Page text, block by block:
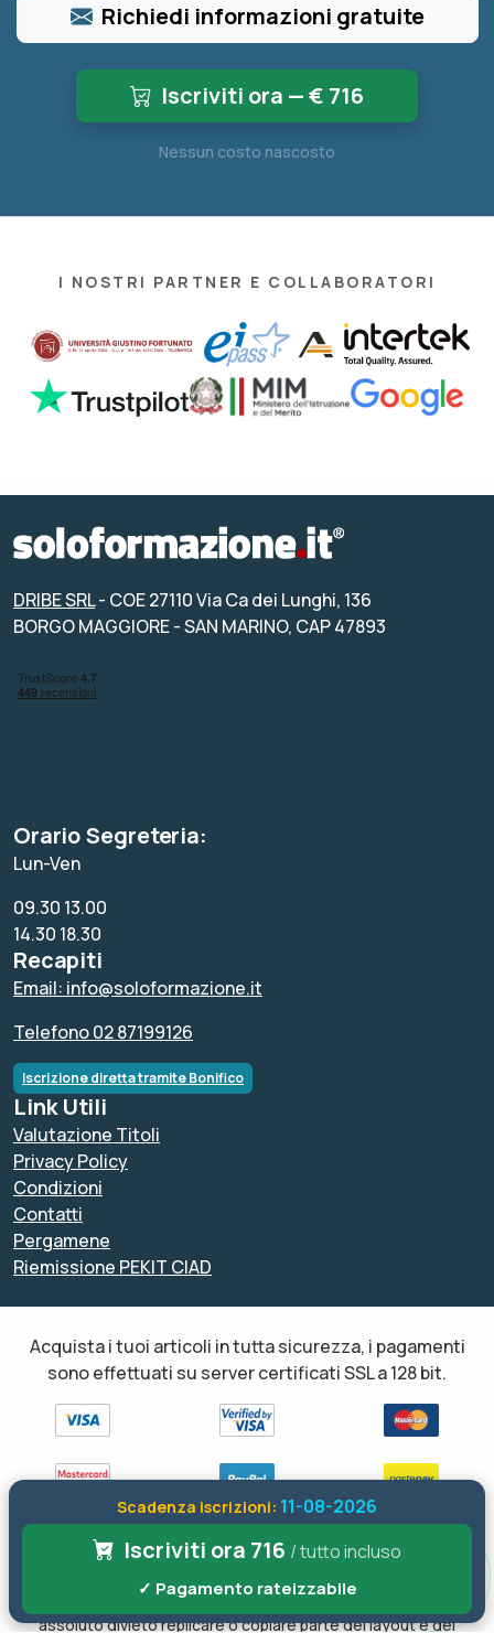
Richiedi informazioni gratuite
Iscriviti ora — € 716
Nessun costo nascosto
I NOSTRI PARTNER E COLLABORATORI
Scadenza iscrizioni: 11-08-2026
Iscriviti ora 716 / tutto incluso
✓ Pagamento rateizzabile
DRIBE SRL- COE 27110 Via Ca dei Lunghi, 136
BORGO MAGGIORE - SAN MARINO, CAP 47893
Orario Segreteria:
Lun-Ven
09.30 13.00
14.30 18.30
Recapiti
Email: info@soloformazione.it
Telefono 02 87199126
Iscrizione diretta tramite Bonifico
Link Utili
Valutazione Titoli
Privacy Policy
Condizioni
Contatti
Pergamene
Riemissione PEKIT CIAD
Acquista i tuoi articoli in tutta sicurezza, i pagamenti
sono effettuati su server certificati SSL a 128 bit.
Tutti i diritti sono riservati ed è vietata anche la riproduzione
email sono di proprietà di soloformazione.it pertanto è fatto
assoluto divieto replicare o copiare parte del layout e dei